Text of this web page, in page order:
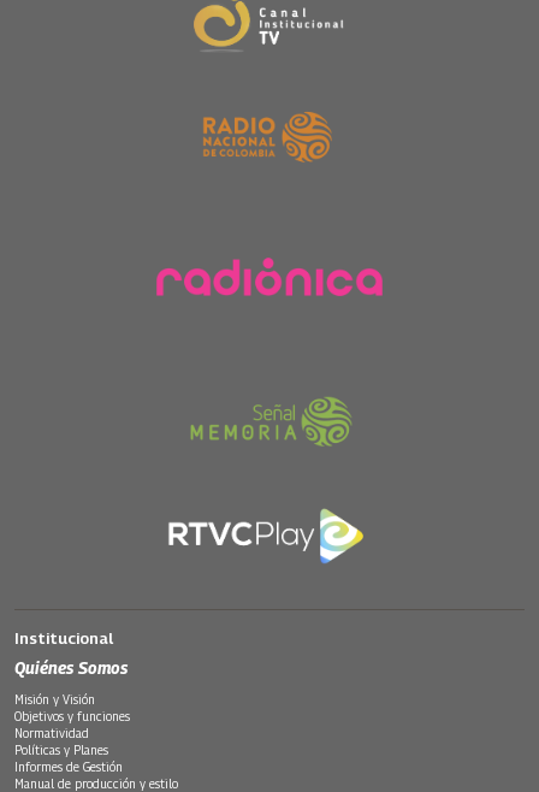
Institucional
Quiénes Somos
Misión y Visión
Objetivos y funciones
Normatividad
Políticas y Planes
Informes de Gestión
Manual de producción y estilo